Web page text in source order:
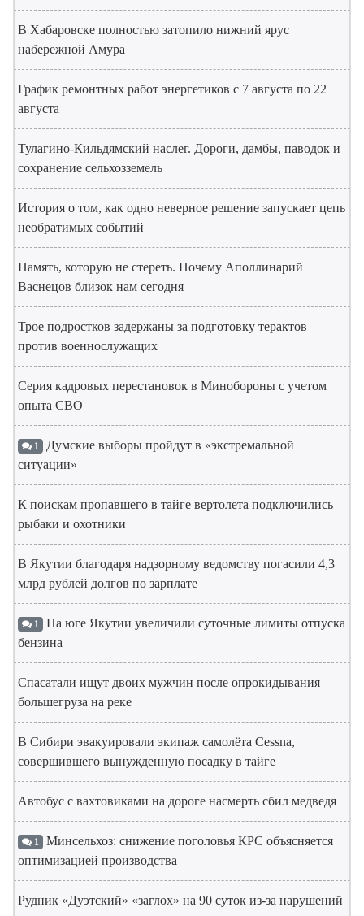
В Хабаровске полностью затопило нижний ярус
набережной Амура
График ремонтных работ энергетиков с 7 августа по 22
августа
Тулагино-Кильдямский наслег. Дороги, дамбы, паводок и
сохранение сельхозземель
История о том, как одно неверное решение запускает цепь
необратимых событий
Память, которую не стереть. Почему Аполлинарий
Васнецов близок нам сегодня
Трое подростков задержаны за подготовку терактов
против военнослужащих
Серия кадровых перестановок в Минобороны с учетом
опыта СВО
1 Думские выборы пройдут в «экстремальной
ситуации»
К поискам пропавшего в тайге вертолета подключились
рыбаки и охотники
В Якутии благодаря надзорному ведомству погасили 4,3
млрд рублей долгов по зарплате
1 На юге Якутии увеличили суточные лимиты отпуска
бензина
Спасатали ищут двоих мужчин после опрокидывания
большегруза на реке
В Сибири эвакуировали экипаж самолёта Cessna,
совершившего вынужденную посадку в тайге
Автобус с вахтовиками на дороге насмерть сбил медведя
1 Минсельхоз: снижение поголовья КРС объясняется
оптимизацией производства
Рудник «Дуэтский» «заглох» на 90 суток из-за нарушений